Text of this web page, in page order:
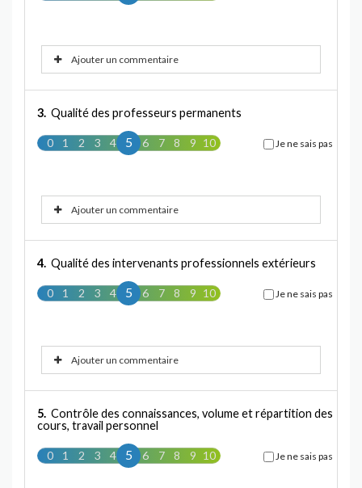
Ajouter un commentaire
3. Qualité des professeurs permanents
5
0 1 2 3 4 5 6 7 8 9 10 Je ne sais pas
Ajouter un commentaire
4. Qualité des intervenants professionnels extérieurs
5
0 1 2 3 4 5 6 7 8 9 10 Je ne sais pas
Ajouter un commentaire
5. Contrôle des connaissances, volume et répartition des
cours, travail personnel
5
0 1 2 3 4 5 6 7 8 9 10 Je ne sais pas